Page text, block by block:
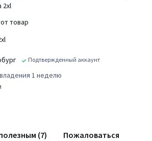
2xl
товар
Подтвержденный аккаунт
1 неделю
(7) Пожаловаться